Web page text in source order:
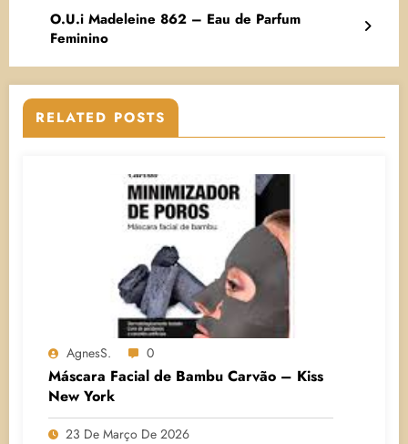
O.U.i Madeleine 862 – Eau de Parfum
Feminino
RELATED POSTS
AgnesS. 0
Máscara Facial de Bambu Carvão – Kiss
New York
23 De Março De 2026